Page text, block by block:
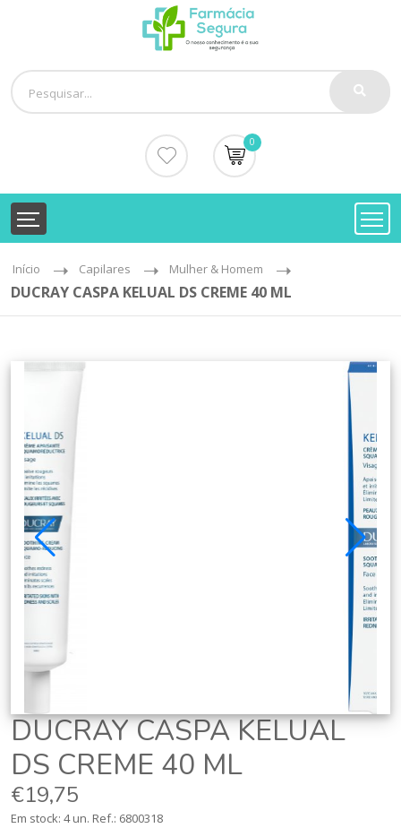
0
Início Capilares Mulher & Homem
DUCRAY CASPA KELUAL DS CREME 40 ML
DUCRAY CASPA KELUAL
DS CREME 40 ML
€19,75
Em stock: 4 un. Ref.: 6800318